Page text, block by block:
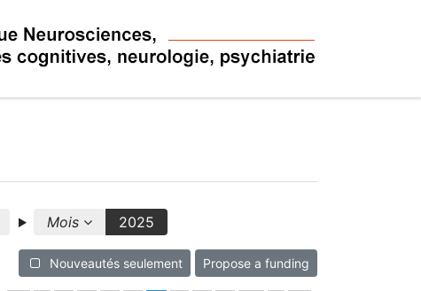
Mois 2025
Nouveautés seulement Propose a funding